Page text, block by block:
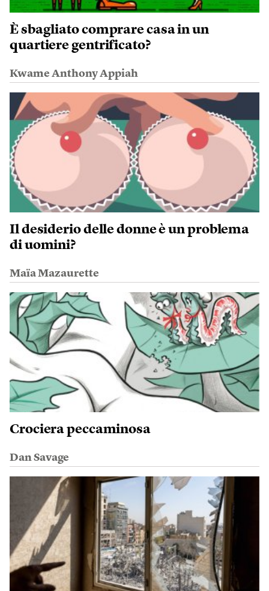
È sbagliato comprare casa in un
quartiere gentrificato?
Kwame Anthony Appiah
Il desiderio delle donne è un problema
di uomini?
Maïa Mazaurette
Crociera peccaminosa
Dan Savage